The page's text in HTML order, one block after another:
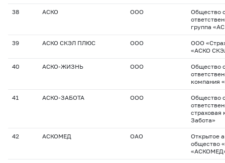
38 АСКО ООО
Общество
группа
39 АСКО СКЭЛ ПЛЮС ООО
ООО
«АСКО
40 АСКО-ЖИЗНЬ ООО
Общество
компания
41 АСКО-ЗАБОТА ООО
Общество
Забота»
42 АСКОМЕД ОАО
Открытое
общество